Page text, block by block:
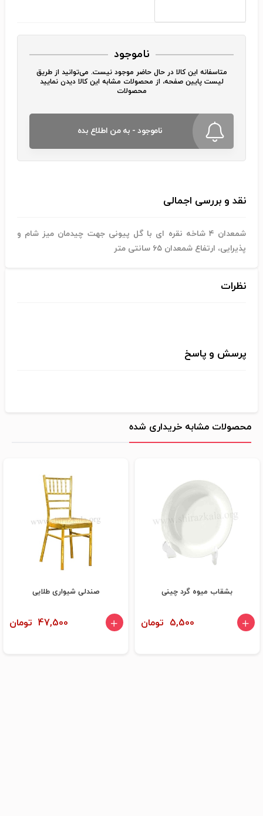
ناموجود
متاسفانه این کالا در حال حاضر موجود نیست. می‌توانید از طریق
لیست پایین صفحه، از محصولات مشابه این کالا دیدن نمایید
محصولات
ناموجود - به من اطلاع بده
نقد و بررسی اجمالی
شمعدان ۴ شاخه نقره ای با گل پیونی جهت چیدمان میز شام و
پذیرایی، ارتفاع شمعدان ۶۵ سانتی متر
نظرات
پرسش و پاسخ
محصولات مشابه خریداری شده
بشقاب میوه گرد چینی
5,500 تومان
صندلی شیواری طلایی
47,500 تومان